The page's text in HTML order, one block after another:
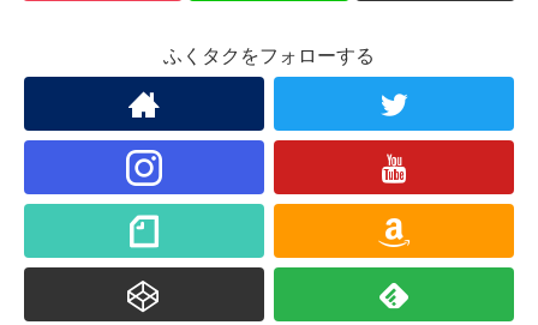
ふくタクをフォローする